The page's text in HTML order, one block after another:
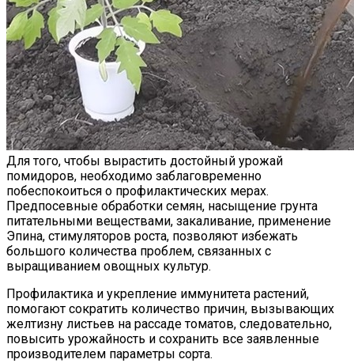
Для того, чтобы вырастить достойный урожай
помидоров, необходимо заблаговременно
побеспокоиться о профилактических мерах.
Предпосевные обработки семян, насыщение грунта
питательными веществами, закаливание, применение
Эпина, стимуляторов роста, позволяют избежать
большого количества проблем, связанных с
выращиванием овощных культур.
Профилактика и укрепление иммунитета растений,
помогают сократить количество причин, вызывающих
желтизну листьев на рассаде томатов, следовательно,
повысить урожайность и сохранить все заявленные
производителем параметры сорта.